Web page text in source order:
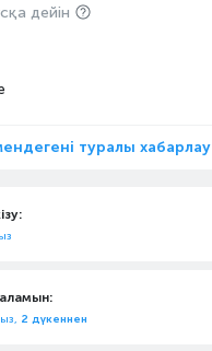
дейін
туралы хабарлау
2 дүкеннен